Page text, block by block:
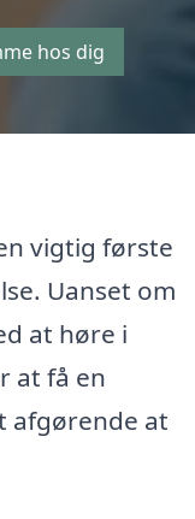
hos dig
vigtig første
Uanset om
at høre i
at få en
afgørende at